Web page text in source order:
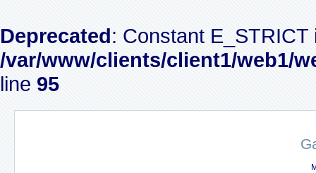
Deprecated: Constant
/var/www/clients/client1/web1/
line 95